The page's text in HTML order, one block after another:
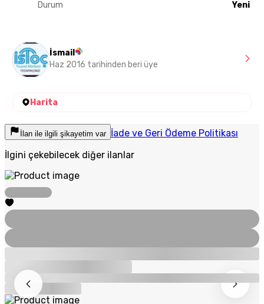
Durum Yeni
İsmail
Haz 2016 tarihinden beri üye
Harita
İlan ile ilgili şikayetim var İade ve Geri Ödeme Politikası
İlgini çekebilecek diğer ilanlar